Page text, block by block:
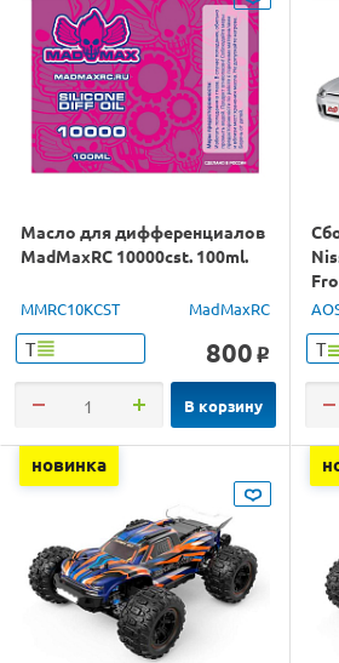
Масло для дифференциалов
MadMaxRC 10000cst. 100ml.
MMRC10KCST MadMaxRC
Т 800 o
В корзину
Т
новинка